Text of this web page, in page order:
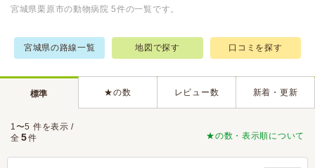
宮城県栗原市の動物病院 5件の一覧です。
宮城県の路線一覧 地図で探す 口コミを探す
標準 ★の数 レビュー数 新着・更新
★の数・表示順について
1〜5 件を表示 /
全 5件